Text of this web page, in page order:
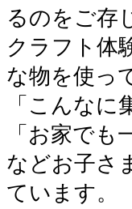
るのをご存
クラフト体
な物を使っ
「こんな
「お家で
などお子さ
ています。